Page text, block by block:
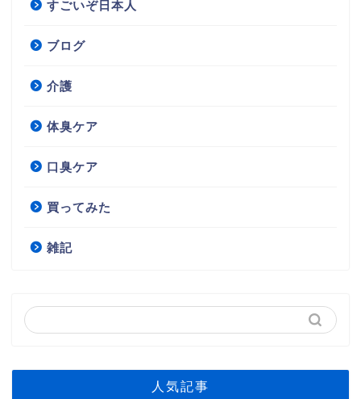
すごいぞ日本人
ブログ
介護
体臭ケア
口臭ケア
買ってみた
雑記
人気記事